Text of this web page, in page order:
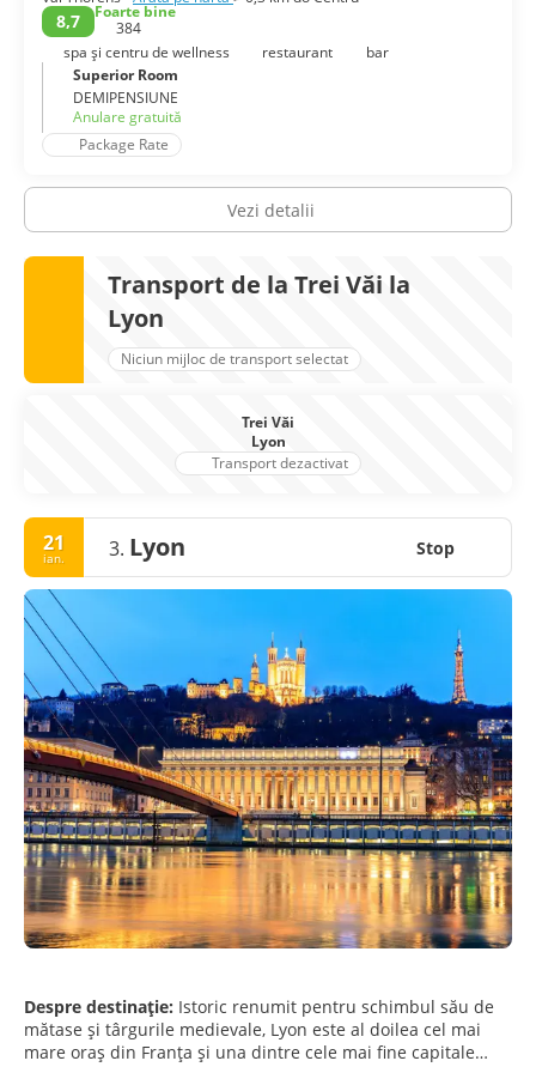
niveluri de altitudine între 1.300 și 1.850 m și oferă astfel o
diversitate fantastică. Courchevel 1550 este o destinație
deosebit de populară pentru familii. Numeroase pârtii verzi
și albastre deschid oportunități aproape infinite pentru
începători și plimbăreți. Courchevel 1650 oferă însă pârtii
mai provocatoare și o viață de apres-ski și de noapte destul
de interesantă la prețuri moderat. Dacă căutați lux absolut,
partea de lux a Courchevel 1850.
8,7
Foarte bine
384
spa și centru de wellness
restaurant
bar
Superior Room
DEMIPENSIUNE
Anulare gratuită
Package Rate
Vezi detalii
Transport de la Trei Văi la
Lyon
Niciun mijloc de transport selectat
Trei Văi
Lyon
Transport dezactivat
21
ian. 3. Lyon Stop
Despre destinație: Istoric renumit pentru schimbul său de
mătase și târgurile medievale, Lyon este al doilea cel mai
mare oraș din Franța și una dintre cele mai fine capitale